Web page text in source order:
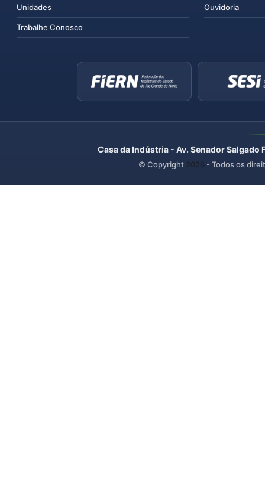
Unidades
Trabalhe Conosco
Ouvidoria
Casa da Indústria - Av. Senador
© Copyright 2026 - Todos os